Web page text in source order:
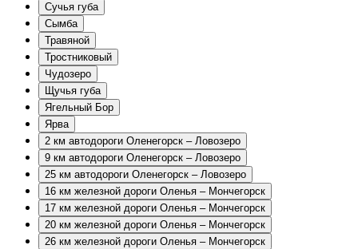
Сучья губа
Сымба
Травяной
Тростниковый
Чудозеро
Щучья губа
Ягельный Бор
Ярва
2 км автодороги Оленегорск – Ловозеро
9 км автодороги Оленегорск – Ловозеро
25 км автодороги Оленегорск – Ловозеро
16 км железной дороги Оленья – Мончегорск
17 км железной дороги Оленья – Мончегорск
20 км железной дороги Оленья – Мончегорск
26 км железной дороги Оленья – Мончегорск